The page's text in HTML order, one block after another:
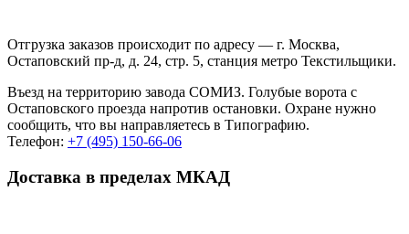
Отгрузка заказов происходит по адресу — г. Москва,
Остаповский пр-д, д. 24, стр. 5, станция метро Текстильщики.
Въезд на территорию завода СОМИЗ. Голубые ворота с
Остаповского проезда напротив остановки. Охране нужно
сообщить, что вы направляетесь в Типографию.
Телефон: +7 (495) 150-66-06
Доставка в пределах МКАД